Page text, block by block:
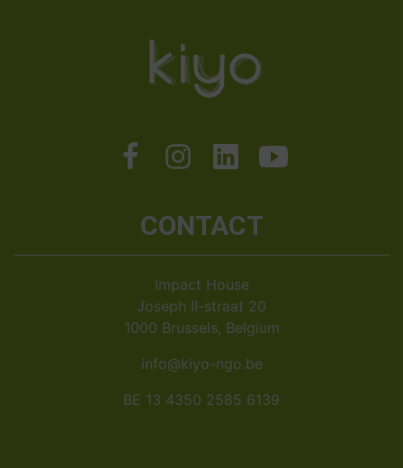
CONTACT
Impact House
Joseph II-straat 20
1000 Brussels, Belgium
info@kiyo-ngo.be
BE 13 4350 2585 6139